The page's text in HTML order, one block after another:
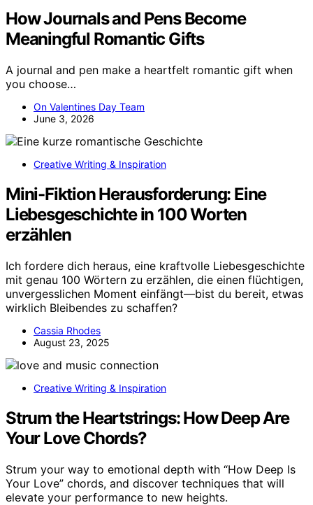
How Journals and Pens Become
Meaningful Romantic Gifts
A journal and pen make a heartfelt romantic gift when
you choose…
On Valentines Day Team
June 3, 2026
Creative Writing & Inspiration
Mini-Fiktion Herausforderung: Eine
Liebesgeschichte in 100 Worten
erzählen
Ich fordere dich heraus, eine kraftvolle Liebesgeschichte
mit genau 100 Wörtern zu erzählen, die einen flüchtigen,
unvergesslichen Moment einfängt—bist du bereit, etwas
wirklich Bleibendes zu schaffen?
Cassia Rhodes
August 23, 2025
Creative Writing & Inspiration
Strum the Heartstrings: How Deep Are
Your Love Chords?
Strum your way to emotional depth with “How Deep Is
Your Love” chords, and discover techniques that will
elevate your performance to new heights.